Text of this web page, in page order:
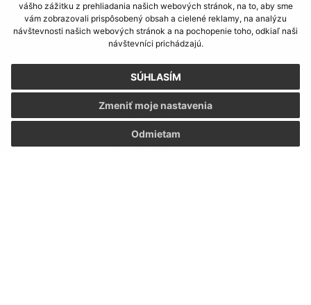
vášho zážitku z prehliadania našich webových stránok, na to, aby sme
vám zobrazovali prispôsobený obsah a cielené reklamy, na analýzu
návštevnosti našich webových stránok a na pochopenie toho, odkiaľ naši
návštevníci prichádzajú.
SÚHLASÍM
Odmietam
Zmeniť moje nastavenia
Informácie o stránke:
Autorské práva
Ochrana osobných údajov
Navigácia: